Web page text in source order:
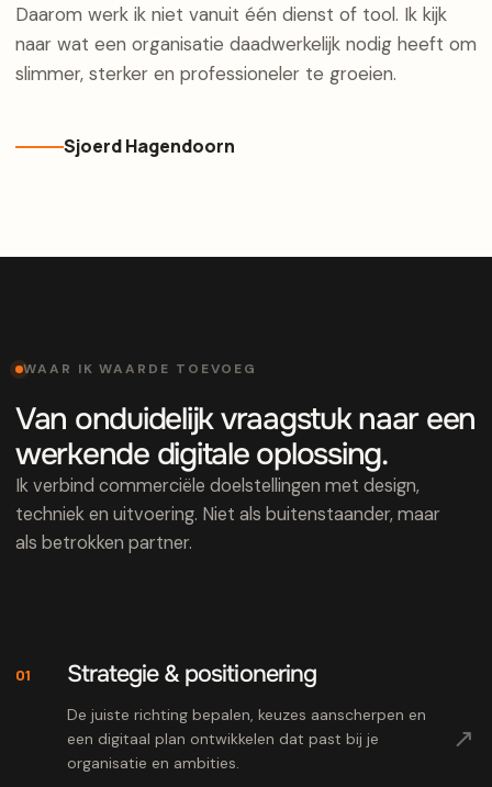
Daarom werk ik niet vanuit één dienst of tool. Ik kijk
naar wat een organisatie daadwerkelijk nodig heeft om
slimmer, sterker en professioneler te groeien.
Sjoerd Hagendoorn
WAAR IK WAARDE TOEVOEG
Van onduidelijk vraagstuk naar een
werkende digitale oplossing.
Ik verbind commerciële doelstellingen met design,
techniek en uitvoering. Niet als buitenstaander, maar
als betrokken partner.
01 Strategie & positionering
De juiste richting bepalen, keuzes aanscherpen en
een digitaal plan ontwikkelen dat past bij je
organisatie en ambities.
↗